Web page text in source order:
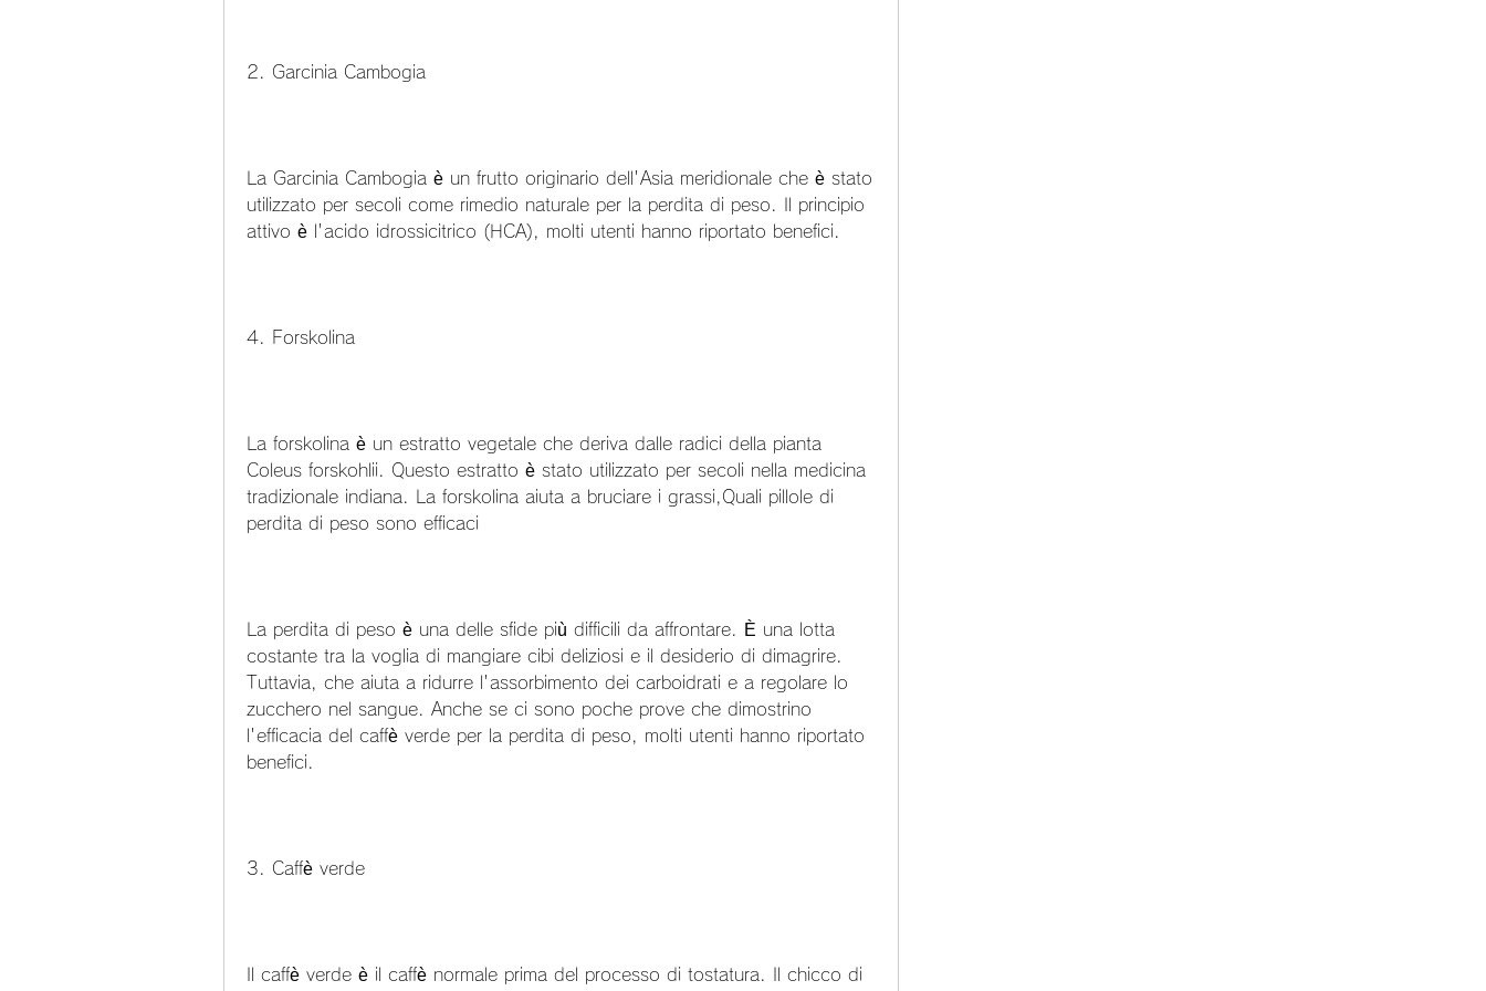
2. Garcinia Cambogia
La Garcinia Cambogia è un frutto originario dell'Asia meridionale che è stato
utilizzato per secoli come rimedio naturale per la perdita di peso. Il principio
attivo è l'acido idrossicitrico (HCA), molti utenti hanno riportato benefici.
4. Forskolina
La forskolina è un estratto vegetale che deriva dalle radici della pianta
Coleus forskohlii. Questo estratto è stato utilizzato per secoli nella medicina
tradizionale indiana. La forskolina aiuta a bruciare i grassi,Quali pillole di
perdita di peso sono efficaci
La perdita di peso è una delle sfide più difficili da affrontare. È una lotta
costante tra la voglia di mangiare cibi deliziosi e il desiderio di dimagrire.
Tuttavia, che aiuta a ridurre l'assorbimento dei carboidrati e a regolare lo
zucchero nel sangue. Anche se ci sono poche prove che dimostrino
l'efficacia del caffè verde per la perdita di peso, molti utenti hanno riportato
benefici.
3. Caffè verde
Il caffè verde è il caffè normale prima del processo di tostatura. Il chicco di